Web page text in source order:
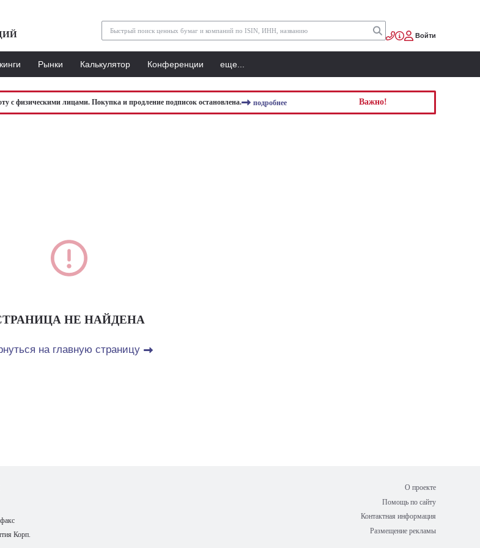
Войти
Рынки Калькулятор Конференции еще...
с физическими лицами. Покупка и продление подписок остановлена. подробнее Важно!
НЕ НАЙДЕНА
на главную страницу
Корп.
О проекте
Помощь по сайту
Контактная информация
Размещение рекламы